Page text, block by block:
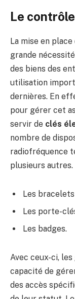
Le contrôle
La mise en place
grande
des biens des
utilisation
dernières. En
pour gérer cet
servir de clés
nombre de
radiofréquence
plusieurs autres.
Les bracelets
Les porte-
Les badges.
Avec ceux-ci,
capacité de
des accès